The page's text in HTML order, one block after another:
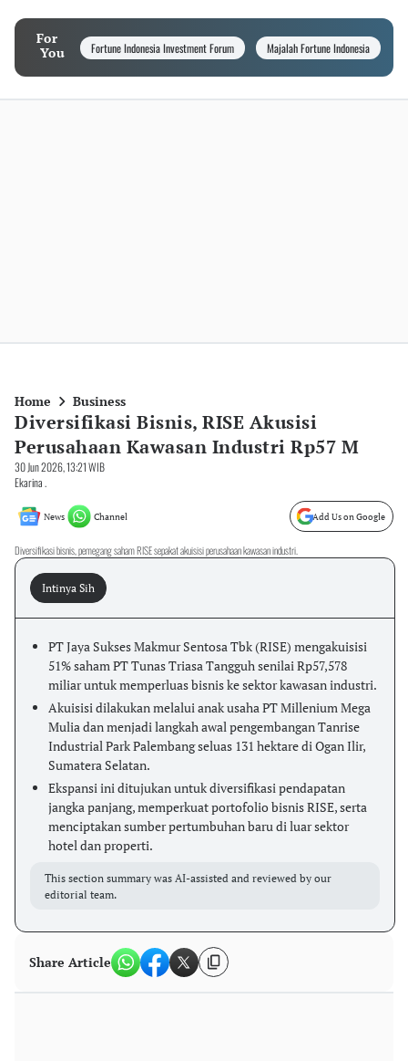
For
You
Fortune Indonesia Investment Forum Majalah Fortune Indonesia
Home Business
Diversifikasi Bisnis, RISE Akusisi
Perusahaan Kawasan Industri Rp57 M
30 Jun 2026, 13:21 WIB
Ekarina .
News Channel Add Us on Google
Diversifikasi bisnis, pemegang saham RISE sepakat akuisisi perusahaan kawasan industri.
Intinya Sih
PT Jaya Sukses Makmur Sentosa Tbk (RISE) mengakuisisi
51% saham PT Tunas Triasa Tangguh senilai Rp57,578
miliar untuk memperluas bisnis ke sektor kawasan industri.
Akuisisi dilakukan melalui anak usaha PT Millenium Mega
Mulia dan menjadi langkah awal pengembangan Tanrise
Industrial Park Palembang seluas 131 hektare di Ogan Ilir,
Sumatera Selatan.
Ekspansi ini ditujukan untuk diversifikasi pendapatan
jangka panjang, memperkuat portofolio bisnis RISE, serta
menciptakan sumber pertumbuhan baru di luar sektor
hotel dan properti.
This section summary was AI-assisted and reviewed by our
editorial team.
Share Article